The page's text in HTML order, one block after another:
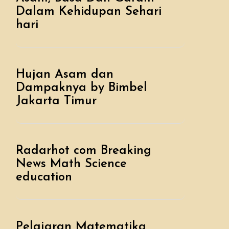
Dalam Kehidupan Sehari
hari
Hujan Asam dan
Dampaknya by Bimbel
Jakarta Timur
Radarhot com Breaking
News Math Science
education